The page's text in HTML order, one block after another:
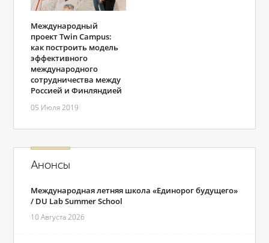
Международный
проект Twin Campus:
как построить модель
эффективного
международного
сотрудничества между
Россией и Финляндией
05 Июля 2019
Анонсы
Международная летняя школа «Единорог будущего»
/ DU Lab Summer School
10 Августа 2026